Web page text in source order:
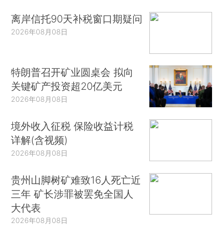
离岸信托90天补税窗口期疑问
2026年08月08日
特朗普召开矿业圆桌会 拟向
关键矿产投资超20亿美元
2026年08月08日
境外收入征税 保险收益计税
详解(含视频)
2026年08月08日
贵州山脚树矿难致16人死亡近
三年 矿长涉罪被罢免全国人
大代表
2026年08月08日